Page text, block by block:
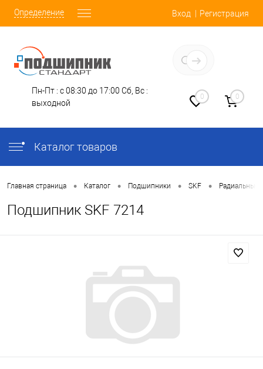
Определение Вход Регистрация
Пн-Пт : с 08:30 до 17:00 Сб, Вс :
выходной
0 0
Каталог товаров
Главная страница • Каталог • Подшипники • SKF •
Подшипник SKF 7214